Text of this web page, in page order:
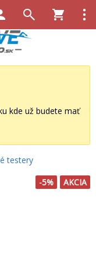
kde už budete mať
testery
AKCIA
-5%